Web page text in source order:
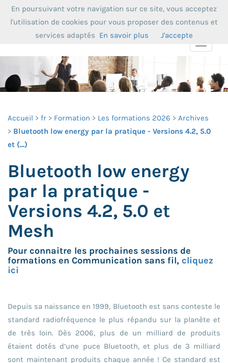
Toggle
Accueil fr Formation Les formations 2026
Archives
Bluetooth low energy par la pratique - Versions 4.2, 5.0
et (...)
Bluetooth low energy
par la pratique -
Versions 4.2, 5.0 et
Mesh
Pour connaitre les prochaines sessions de
formations en Communication sans fil, cliquez
ici
Depuis sa naissance en 1999, Bluetooth est sans conteste le
standard radiofréquence le plus répandu sur la planète et
de très loin. Dès 2006, plus de un milliard de produits
étaient dotés d’une puce Bluetooth, et plus de 3 milliard
sont maintenant produits chaque année ! Ce standard est
En poursuivant votre navigation sur ce site, vous acceptez
l'utilisation de cookies pour vous proposer des contenus et
services adaptés En savoir plus J'accepte